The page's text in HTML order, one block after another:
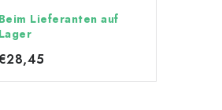
Beim Lieferanten auf
Lager